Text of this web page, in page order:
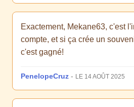
Exactement, Mekane63, c'est
compte, et si ça crée un
c'est gagné!
PenelopeCruz - LE 14 AOÛT 2025